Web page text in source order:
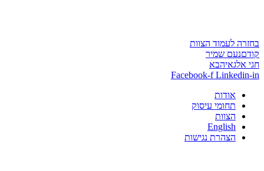
בחזרה לעמוד הצוות
קודםנעם שמיר
חגי אלגאיהבא
Facebook-f Linkedin-in
אודות
תחומי עיסוק
הצוות
English
הצהרת נגישות